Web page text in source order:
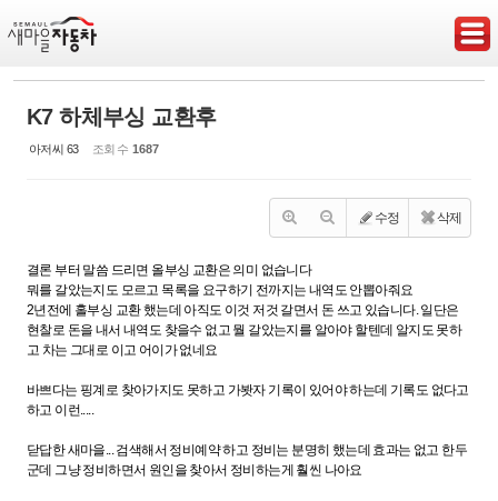
K7 하체부싱 교환후
아저씨 63 조회 수 1687
수정 삭제
결론 부터 말씀 드리면 올부싱 교환은 의미 없습니다
뭐를 갈았는지도 모르고 목록을 요구하기 전까지는 내역도 안뽑아줘요
2년전에 홀부싱 교환 했는데 아직도 이것 저것 갈면서 돈 쓰고 있습니다. 일단은
현찰로 돈을 내서 내역도 찾을수 없고 뭘 갈았는지를 알아야 할텐데 알지도 못하
고 차는 그대로 이고 어이가 없네요
바쁘다는 핑계로 찾아가지도 못하고 가봣자 기록이 있어야 하는데 기록도 없다고
하고 이런.....
닫답한 새마을... 검색해서 정비예약 하고 정비는 분명히 했는데 효과는 없고 한두
군데 그냥 정비하면서 원인을 찾아서 정비하는게 훨씬 나아요
Sketchbook5, 스케치북5
Sketchbook5, 스케치북5